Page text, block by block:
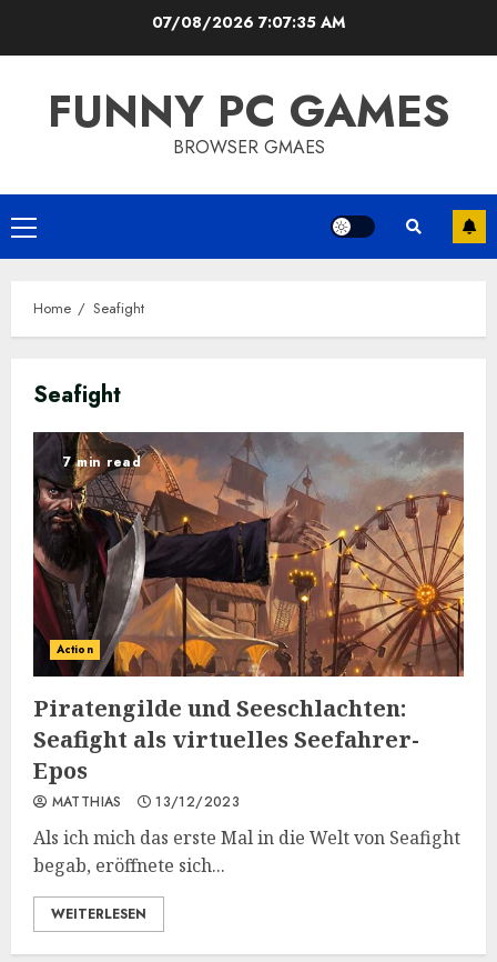
07/08/2026 7:07:36 AM
FUNNY PC GAMES
BROWSER GMAES
Primary
Menu
Home Seafight
Seafight
7 min read
Action
Piratengilde und Seeschlachten:
Seafight als virtuelles Seefahrer-
Epos
MATTHIAS 13/12/2023
Als ich mich das erste Mal in die Welt von Seafight
begab, eröffnete sich...
WEITERLESEN